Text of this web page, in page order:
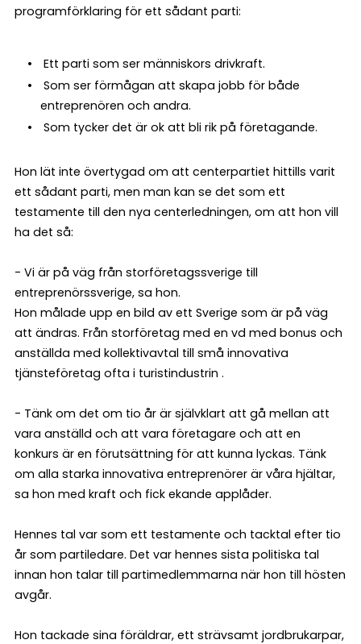
programförklaring för ett sådant parti:
Ett parti som ser människors drivkraft.
Som ser förmågan att skapa jobb för både
entreprenören och andra.
Som tycker det är ok att bli rik på företagande.
Hon lät inte övertygad om att centerpartiet hittills varit
ett sådant parti, men man kan se det som ett
testamente till den nya centerledningen, om att hon vill
ha det så:
- Vi är på väg från storföretagssverige till
entreprenörssverige, sa hon.
Hon målade upp en bild av ett Sverige som är på väg
att ändras. Från storföretag med en vd med bonus och
anställda med kollektivavtal till små innovativa
tjänsteföretag ofta i turistindustrin .
- Tänk om det om tio år är självklart att gå mellan att
vara anställd och att vara företagare och att en
konkurs är en förutsättning för att kunna lyckas. Tänk
om alla starka innovativa entreprenörer är våra hjältar,
sa hon med kraft och fick ekande applåder.
Hennes tal var som ett testamente och tacktal efter tio
år som partiledare. Det var hennes sista politiska tal
innan hon talar till partimedlemmarna när hon till hösten
avgår.
Hon tackade sina föräldrar, ett strävsamt jordbrukarpar,